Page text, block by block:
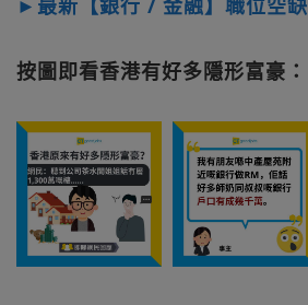
►最新【銀行 / 金融】職位空缺
按圖即看香港有好多隱形富豪：